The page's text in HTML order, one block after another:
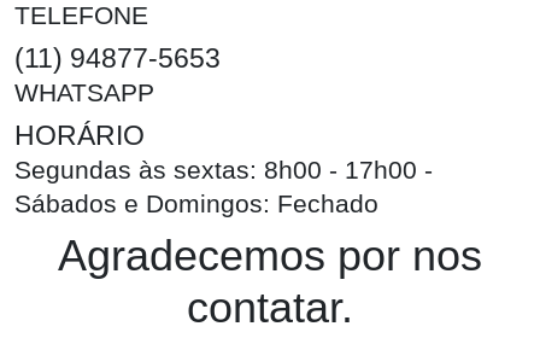
TELEFONE
(11) 94877-5653
WHATSAPP
HORÁRIO
Segundas às sextas: 8h00 - 17h00 -
Sábados e Domingos: Fechado
Agradecemos por nos
contatar.